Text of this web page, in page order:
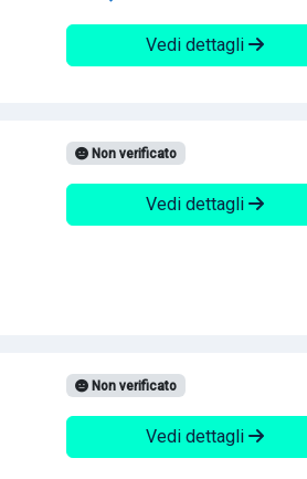
Vedi dettagli
Non verificato
Vedi dettagli
Non verificato
Vedi dettagli